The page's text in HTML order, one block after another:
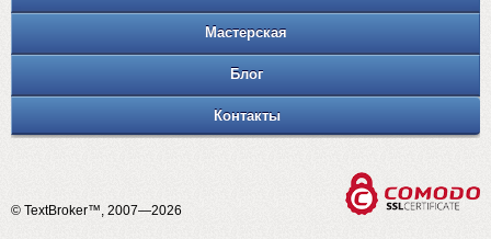
Мастерская
Блог
Контакты
© TextBroker™, 2007—2026